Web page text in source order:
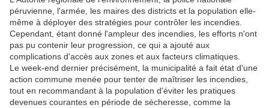
péruvienne, l'armée, les maires des districts et la population elle-
même à déployer des stratégies pour contrôler les incendies.
Cependant, étant donné l'ampleur des incendies, les efforts n'ont
pas pu contenir leur progression, ce qui a ajouté aux
complications d'accès aux zones et aux facteurs climatiques.
Le week-end dernier précisément, la municipalité a fait état d'une
action commune menée pour tenter de maîtriser les incendies,
tout en recommandant à la population d'éviter les pratiques
devenues courantes en période de sécheresse, comme la